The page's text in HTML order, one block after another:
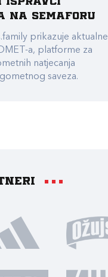
na Semaforu
prikazuje aktualne
a, platforme za
natjecanja
saveza.